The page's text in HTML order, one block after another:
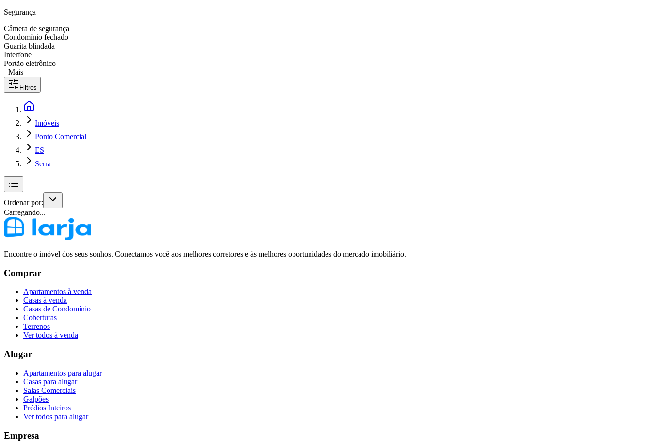
Segurança
Câmera de segurança
Condomínio fechado
Guarita blindada
Interfone
Portão eletrônico
+Mais
Filtros
Imóveis
Ponto Comercial
ES
Serra
Ordenar por:
Carregando...
Encontre o imóvel dos seus sonhos. Conectamos você aos melhores corretores e às melhores oportunidades do mercado imobiliário.
Comprar
Apartamentos à venda
Casas à venda
Casas de Condomínio
Coberturas
Terrenos
Ver todos à venda
Alugar
Apartamentos para alugar
Casas para alugar
Salas Comerciais
Galpões
Prédios Inteiros
Ver todos para alugar
Empresa